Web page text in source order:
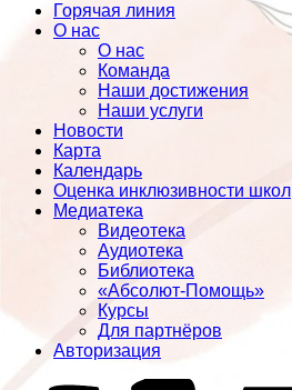
Горячая линия
О нас
О нас
Команда
Наши достижения
Наши услуги
Новости
Карта
Календарь
Оценка инклюзивности школ
Медиатека
Видеотека
Аудиотека
Библиотека
«Абсолют-Помощь»
Курсы
Для партнёров
Авторизация